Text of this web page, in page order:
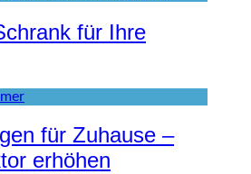
für Ihre
für Zuhause –
erhöhen